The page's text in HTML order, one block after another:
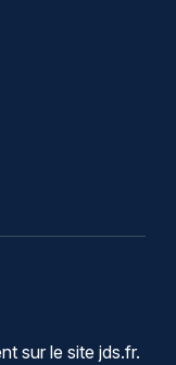
sur le site jds.fr.